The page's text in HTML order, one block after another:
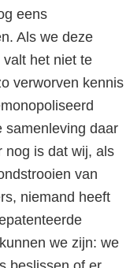
eens
Als we deze
het niet te
verworven kennis
samenleving daar
nog is dat wij, als
van
niemand heeft
we zijn: we